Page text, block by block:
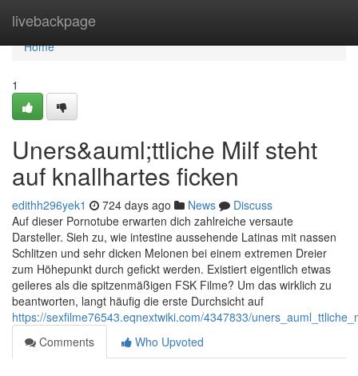
livebackpage
Home
Home
1
Uners&auml;ttliche Milf steht
auf knallhartes ficken
edithh296yek1 724 days ago News
Discuss
Auf dieser Pornotube erwarten dich zahlreiche versaute
Darsteller. Sieh zu, wie intestine aussehende Latinas mit nassen
Schlitzen und sehr dicken Melonen bei einem extremen Dreier
zum Höhepunkt durch gefickt werden. Existiert eigentlich etwas
geileres als die spitzenmäßigen FSK Filme? Um das wirklich zu
beantworten, langt häufig die erste Durchsicht auf
https://sexfilme76543.eqnextwiki.com/4347833/
Comments
Who Upvoted